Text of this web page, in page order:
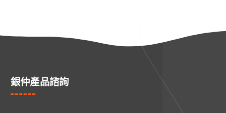
銀仲產品諮詢